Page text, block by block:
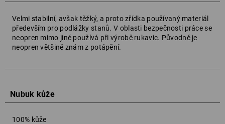
Velmi stabilní, avšak těžký, a proto zřídka používaný materiál
především pro podlážky stanů. V oblasti bezpečnosti práce se
neopren mimo jiné používá při výrobě rukavic. Původně je
neopren většině znám z potápění.
Nubuk kůže
100% kůže